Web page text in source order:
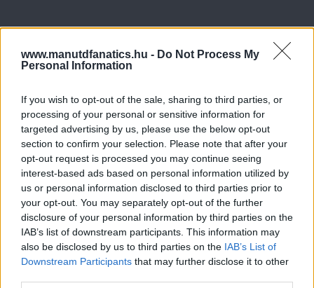
www.manutdfanatics.hu - Do Not Process My
Personal Information
If you wish to opt-out of the sale, sharing to third parties, or
processing of your personal or sensitive information for
targeted advertising by us, please use the below opt-out
section to confirm your selection. Please note that after your
opt-out request is processed you may continue seeing
interest-based ads based on personal information utilized by
us or personal information disclosed to third parties prior to
your opt-out. You may separately opt-out of the further
disclosure of your personal information by third parties on the
IAB’s list of downstream participants. This information may
also be disclosed by us to third parties on the IAB’s List of
Downstream Participants that may further disclose it to other
Meccs Center